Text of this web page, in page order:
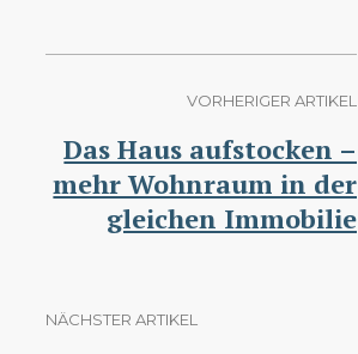
VORHERIGER ARTIKEL
Das Haus aufstocken –
mehr Wohnraum in der
gleichen Immobilie
NÄCHSTER ARTIKEL